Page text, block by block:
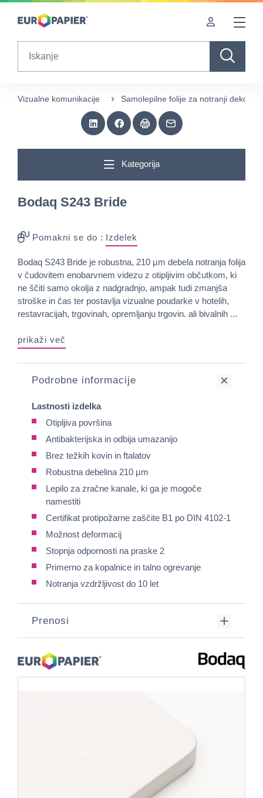
Table Of Content
Vizualne komunikacije Samolepilne folije za notranji dekor
Kategorija
Bodaq S243 Bride
Pomakni se do : Izdelek
Bodaq S243 Bride je robustna, 210 µm debela notranja folija
v čudovitem enobarvnem videzu z otipljivim občutkom, ki
ne ščiti samo okolja z nadgradnjo, ampak tudi zmanjša
stroške in čas ter postavlja vizualne poudarke v hotelih,
restavracijah, trgovinah, opremljanju trgovin. ali bivalnih ...
prikaži več
Podrobne informacije
Lastnosti izdelka
Otipljiva površina
Antibakterijska in odbija umazanijo
Brez težkih kovin in ftalatov
Robustna debelina 210 µm
Lepilo za zračne kanale, ki ga je mogoče
namestiti
Certifikat protipožarne zaščite B1 po DIN 4102-1
Možnost deformacij
Stopnja odpornosti na praske 2
Primerno za kopalnice in talno ogrevanje
Notranja vzdržljivost do 10 let
Prenosi